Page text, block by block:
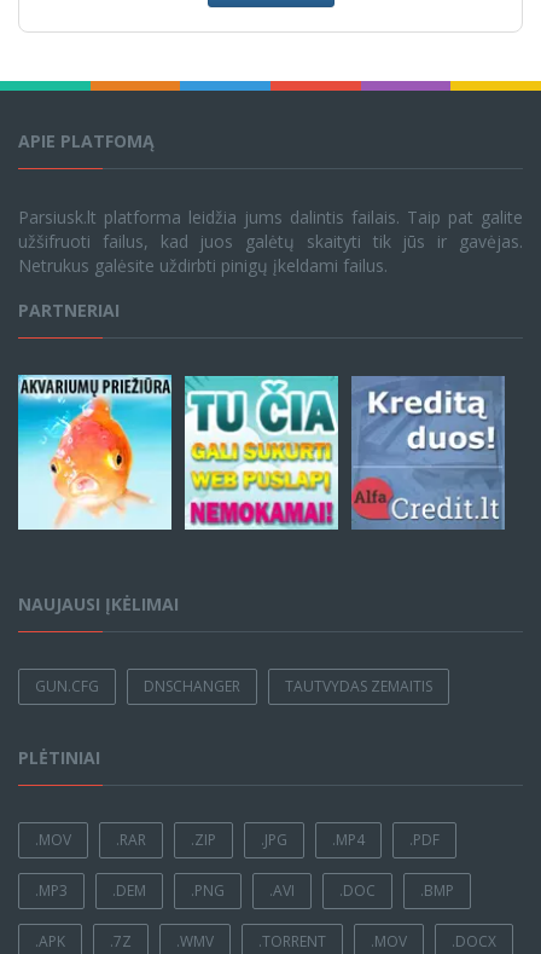
APIE PLATFOMĄ
Parsiusk.lt platforma leidžia jums dalintis failais. Taip pat galite
užšifruoti failus, kad juos galėtų skaityti tik jūs ir gavėjas.
Netrukus galėsite uždirbti pinigų įkeldami failus.
PARTNERIAI
NAUJAUSI ĮKĖLIMAI
GUN.CFG DNSCHANGER TAUTVYDAS ZEMAITIS
PLĖTINIAI
.MOV .RAR .ZIP .JPG .MP4 .PDF
.MP3 .DEM .PNG .AVI .DOC .BMP
.APK .7Z .WMV .TORRENT .MOV .DOCX